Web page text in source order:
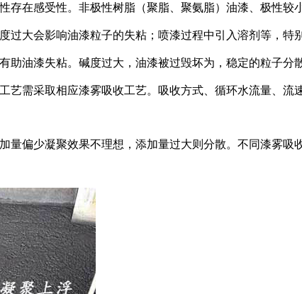
存在感受性。非极性树脂（聚脂、聚氨脂）油漆、极性
过大会影响油漆粒子的失粘；喷漆过程中引入溶剂等，特
助油漆失粘。碱度过大，油漆被过毁坏为，稳定的粒子分
艺需采取相应漆雾吸收工艺。吸收方式、循环水流量、
量偏少凝聚效果不理想，添加量过大则分散。不同漆雾吸